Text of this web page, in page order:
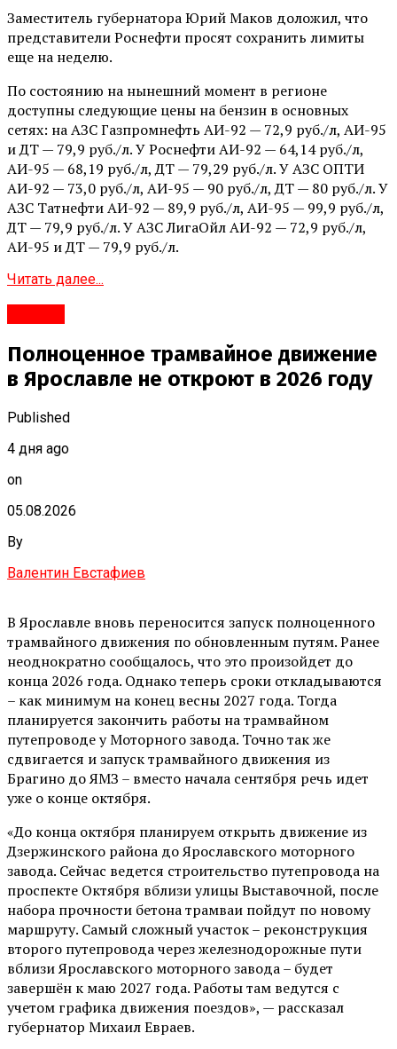
Заместитель губернатора Юрий Маков доложил, что
представители Роснефти просят сохранить лимиты
еще на неделю.
По состоянию на нынешний момент в регионе
доступны следующие цены на бензин в основных
сетях: на АЗС Газпромнефть АИ-92 — 72,9 руб./л, АИ-95
и ДТ — 79,9 руб./л. У Роснефти АИ-92 — 64,14 руб./л,
АИ-95 — 68,19 руб./л, ДТ — 79,29 руб./л. У АЗС ОПТИ
АИ-92 — 73,0 руб./л, АИ-95 — 90 руб./л, ДТ — 80 руб./л. У
АЗС Татнефти АИ-92 — 89,9 руб./л, АИ-95 — 99,9 руб./л,
ДТ — 79,9 руб./л. У АЗС ЛигаОйл АИ-92 — 72,9 руб./л,
АИ-95 и ДТ — 79,9 руб./л.
Читать далее...
Полноценное трамвайное движение
в Ярославле не откроют в 2026 году
Published
4 дня ago
on
05.08.2026
By
Валентин Евстафиев
В Ярославле вновь переносится запуск полноценного
трамвайного движения по обновленным путям. Ранее
неоднократно сообщалось, что это произойдет до
конца 2026 года. Однако теперь сроки откладываются
– как минимум на конец весны 2027 года. Тогда
планируется закончить работы на трамвайном
путепроводе у Моторного завода. Точно так же
сдвигается и запуск трамвайного движения из
Брагино до ЯМЗ – вместо начала сентября речь идет
уже о конце октября.
«До конца октября планируем открыть движение из
Дзержинского района до Ярославского моторного
завода. Сейчас ведется строительство путепровода на
проспекте Октября вблизи улицы Выставочной, после
набора прочности бетона трамваи пойдут по новому
маршруту. Самый сложный участок – реконструкция
второго путепровода через железнодорожные пути
вблизи Ярославского моторного завода – будет
завершён к маю 2027 года. Работы там ведутся с
учетом графика движения поездов», — рассказал
губернатор Михаил Евраев.